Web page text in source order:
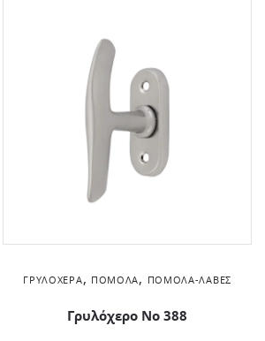
ΓΡΥΛΌΧΕΡΑ, ΠΌΜΟΛΑ, ΠΌΜΟΛΑ-ΛΑΒΈΣ
Γρυλόχερο Νο 388